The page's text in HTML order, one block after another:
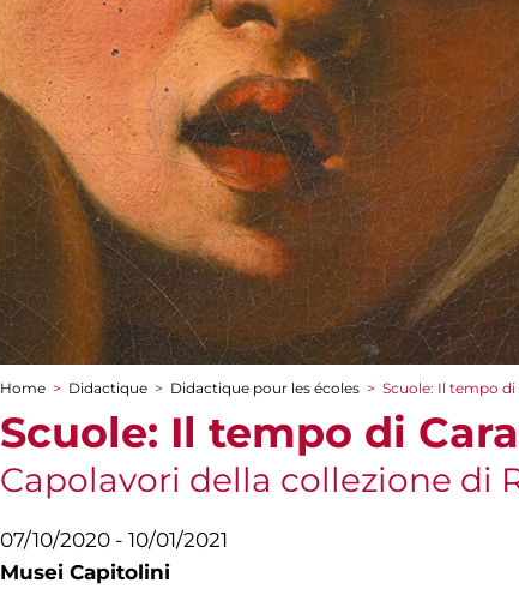
You are here
Home > Didactique > Didactique pour les écoles > Scuole: Il tempo di
Scuole: Il tempo di
Capolavori della collezione di
07/10/2020 - 10/01/2021
Musei Capitolini